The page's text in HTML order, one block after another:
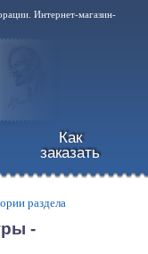
Интернет-магазин-
Как
заказать
раздела
-